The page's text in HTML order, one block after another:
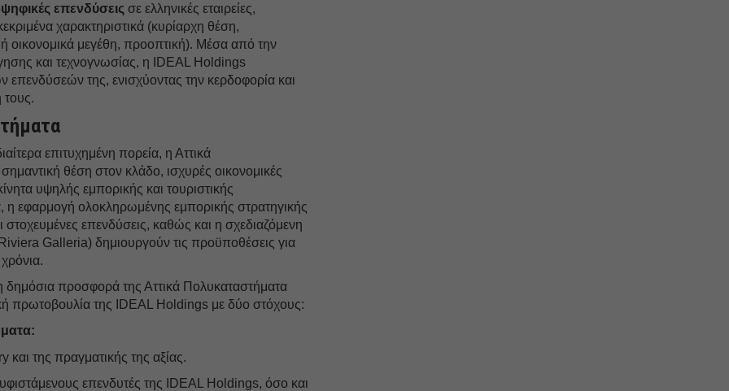
επενδύσεις σε ελληνικές εταιρείες,
χαρακτηριστικά (κυρίαρχη θέση,
οικονομικά μεγέθη, προοπτική). Μέσα από την
και τεχνογνωσίας, η IDEAL Holdings
επενδύσεών της, ενισχύοντας την κερδοφορία και
επιτυχημένη πορεία, η Αττικά
θέση στον κλάδο, ισχυρές οικονομικές
υψηλής εμπορικής και τουριστικής
η εφαρμογή ολοκληρωμένης εμπορικής στρατηγικής
στοχευμένες επενδύσεις, καθώς και η σχεδιαζόμενη
Galleria) δημιουργούν τις προϋποθέσεις για
δημόσια προσφορά της Αττικά Πολυκαταστήματα
πρωτοβουλία της IDEAL Holdings με δύο στόχους:
και της πραγματικής της αξίας.
επενδυτές της IDEAL Holdings, όσο και